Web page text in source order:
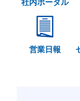
社内ポータル
営業日報